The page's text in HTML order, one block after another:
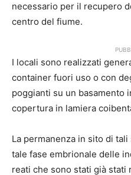
necessario per il recupero
centro del fiume.
I locali sono realizzati
container fuori uso o con
poggianti su un basamento
copertura in lamiera
La permanenza in sito di
tale fase embrionale delle
reati che sono stati già